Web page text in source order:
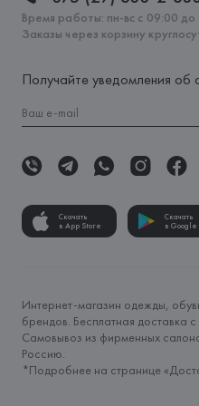
Время работы: пн-вс с 09:00 до
Заказы через корзину
Получайте уведомления об
Скачать
в App Store
Скачать
в Google
Интернет-магазин одежды,
брендов. Бесплатная доставка
Самовывоз из фирменных
Россию.
*Подробнее на странице «